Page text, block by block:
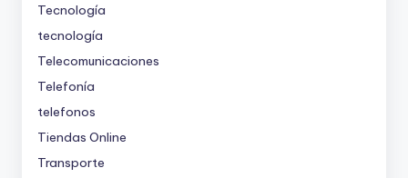
Tecnología
tecnología
Telecomunicaciones
Telefonía
telefonos
Tiendas Online
Transporte